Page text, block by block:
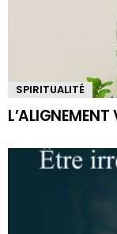
SPIRITUALITÉ